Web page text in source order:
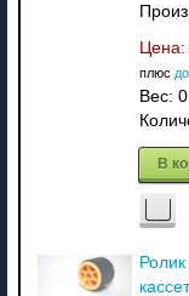
Цена:
плюс
Вес:
В